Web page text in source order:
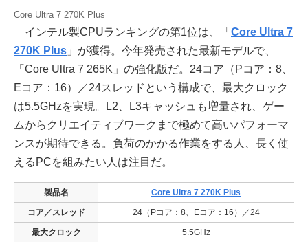
Core Ultra 7 270K Plus
インテル製CPUランキングの第1位は、「 Core Ultra 7
270K Plus 」が獲得。今年発売された最新モデルで、
「Core Ultra 7 265K」の強化版だ。24コア（Pコア：8、
Eコア：16）／24スレッドという構成で、最大クロック
は5.5GHzを実現。L2、L3キャッシュも増量され、ゲー
ムからクリエイティブワークまで極めて高いパフォーマ
ンスが期待できる。負荷のかかる作業をする人、長く使
えるPCを組みたい人は注目だ。
製品名 Core Ultra 7 270K Plus
コア／スレッド 24（Pコア：8、Eコア：16）／24
最大クロック 5.5GHz